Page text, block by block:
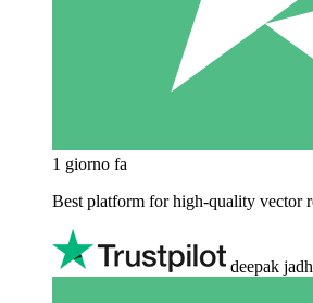
1 giorno fa
Best platform for high-quality vector
deepak